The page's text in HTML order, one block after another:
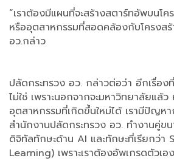
“เราต้องมีแผนที่จะสร้างสตาร์ทอัพบน
หรืออุตสาหกรรมที่สอดคล้องกับโครงสร้
อว.กล่าว
ปลัดกระทรวง อว. กล่าวต่อว่า อีกเรื่อ
ไม่ใช่ เพราะนอกจากจะมหาวิทยาลัยแ
อุตสาหกรรมที่เกิดขึ้นใหม่ได้ เรามีปัญ
สำนักงานปลัดกระทรวง อว. ทำงานคู่
ดิจิทัลทักษะด้าน AI และทักษะที่เรียกว่า
Learning) เพราะเราต้องอัพเกรดตัวเอ